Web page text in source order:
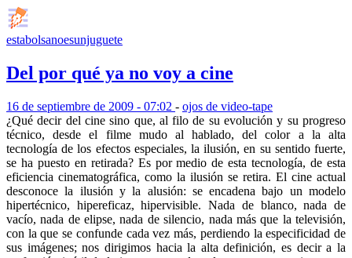
estabolsanoesunjuguete
Del por qué ya no voy a cine
16 de septiembre de 2009 - 07:02 - ojos de video-tape
¿Qué decir del cine sino que, al filo de su evolución y su progreso
técnico, desde el filme mudo al hablado, del color a la alta
tecnología de los efectos especiales, la ilusión, en su sentido fuerte,
se ha puesto en retirada? Es por medio de esta tecnología, de esta
eficiencia cinematográfica, como la ilusión se retira. El cine actual
desconoce la ilusión y la alusión: se encadena bajo un modelo
hipertécnico, hipereficaz, hipervisible. Nada de blanco, nada de
vacío, nada de elipse, nada de silencio, nada más que la televisión,
con la que se confunde cada vez más, perdiendo la especificidad de
sus imágenes; nos dirigimos hacia la alta definición, es decir a la